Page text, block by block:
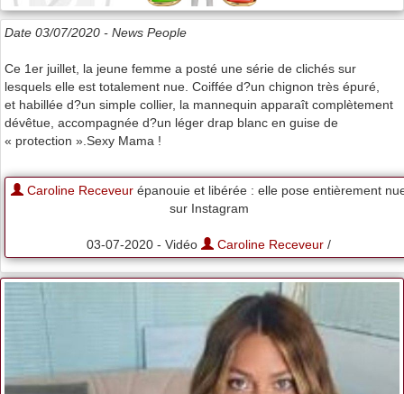
Date 03/07/2020 - News People
Ce 1er juillet, la jeune femme a posté une série de clichés sur
lesquels elle est totalement nue. Coiffée d?un chignon très épuré,
et habillée d?un simple collier, la mannequin apparaît complètement
dévêtue, accompagnée d?un léger drap blanc en guise de
« protection ».Sexy Mama !
Caroline Receveur épanouie et libérée : elle pose entièrement
sur Instagram
03-07-2020 - Vidéo Caroline Receveur /